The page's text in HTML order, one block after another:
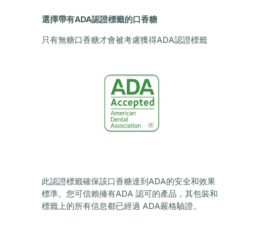
選擇帶有ADA認證標籤的口香糖
只有無糖口香糖才會被考慮獲得ADA認證標籤
此認證標籤確保該口香糖達到ADA的安全和效果
標準。您可信賴擁有ADA 認可的產品，其包裝和
標籤上的所有信息都已經過 ADA嚴格驗證。